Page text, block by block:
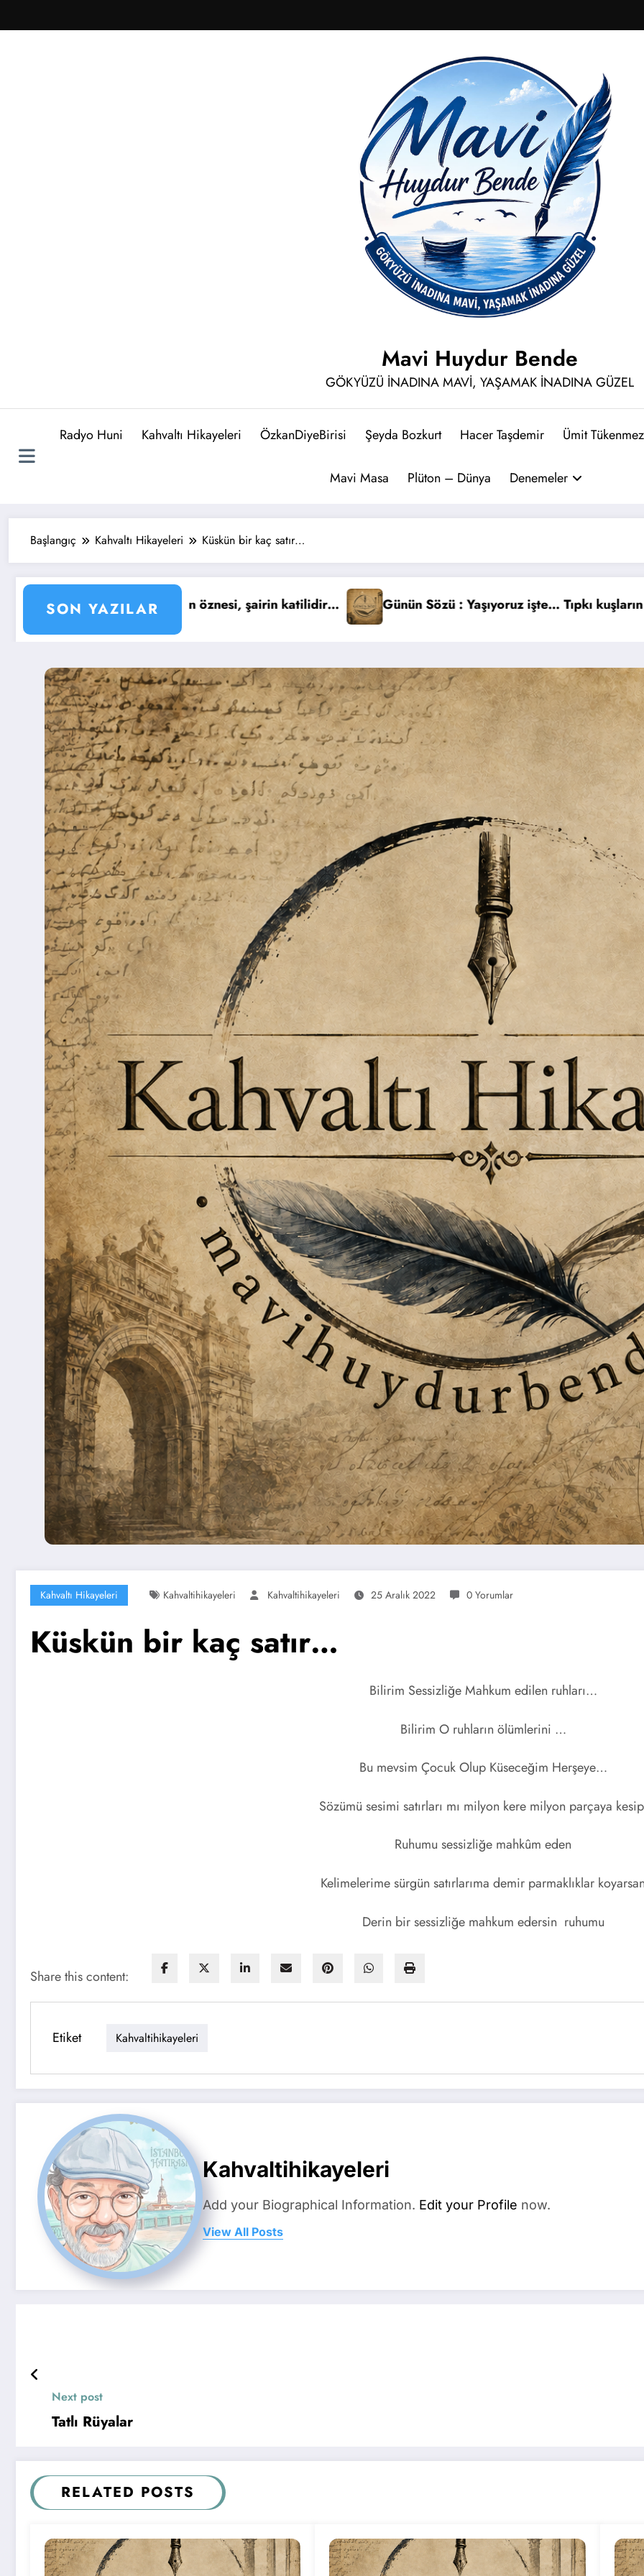
atla
Mavi Huydur Bende
GÖKYÜZÜ İNADINA MAVİ, YAŞAMAK İNADINA GÜZEL
Radyo Huni Kahvaltı Hikayeleri ÖzkanDiyeBirisi Şeyda Bozkurt Hacer Taşdemir Ümit Tükenmez
Mavi Masa Plüton – Dünya Denemeler
Başlangıç Kahvaltı Hikayeleri Küskün bir kaç satır…
SON YAZILAR
Sözü : Yaşıyoruz işte… Tıpkı kuşların mutluluktan uçmadığı gibi…Günün Sözü : Yıldızlar intihar etti, siz dilek tuttunuz…Günün
Kahvaltı Hikayeleri Kahvaltihikayeleri Kahvaltihikayeleri 25 Aralık 2022 0 Yorumlar
Küskün bir kaç satır…
Bilirim Sessizliğe Mahkum edilen ruhları…
Bilirim O ruhların ölümlerini …
Bu mevsim Çocuk Olup Küseceğim Herşeye…
Sözümü sesimi satırları mı milyon kere milyon parçaya
Ruhumu sessizliğe mahkûm eden
Kelimelerime sürgün satırlarıma demir parmaklıklar
Derin bir sessizliğe mahkum edersin ruhumu
Share this content:
Etiket Kahvaltihikayeleri
Kahvaltihikayeleri
Add your Biographical Information. Edit your Profile now.
View All Posts
Next post
Tatlı Rüyalar
RELATED POSTS